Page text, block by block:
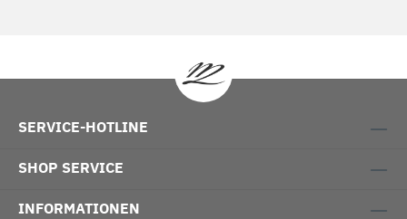
SERVICE-HOTLINE
SHOP SERVICE
INFORMATIONEN